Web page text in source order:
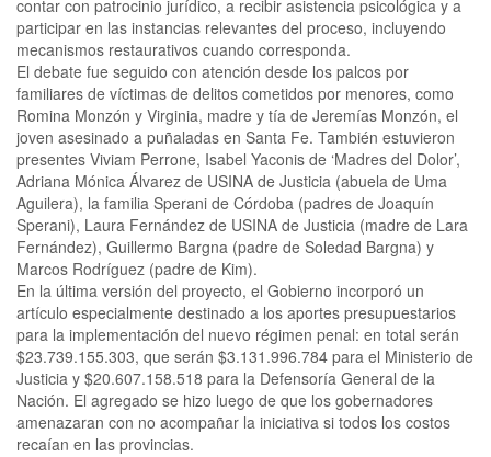
contar con patrocinio jurídico, a recibir asistencia psicológica y a
participar en las instancias relevantes del proceso, incluyendo
mecanismos restaurativos cuando corresponda.
El debate fue seguido con atención desde los palcos por
familiares de víctimas de delitos cometidos por menores, como
Romina Monzón y Virginia, madre y tía de Jeremías Monzón, el
joven asesinado a puñaladas en Santa Fe. También estuvieron
presentes Viviam Perrone, Isabel Yaconis de ‘Madres del Dolor’,
Adriana Mónica Álvarez de USINA de Justicia (abuela de Uma
Aguilera), la familia Sperani de Córdoba (padres de Joaquín
Sperani), Laura Fernández de USINA de Justicia (madre de Lara
Fernández), Guillermo Bargna (padre de Soledad Bargna) y
Marcos Rodríguez (padre de Kim).
En la última versión del proyecto, el Gobierno incorporó un
artículo especialmente destinado a los aportes presupuestarios
para la implementación del nuevo régimen penal: en total serán
$23.739.155.303, que serán $3.131.996.784 para el Ministerio de
Justicia y $20.607.158.518 para la Defensoría General de la
Nación. El agregado se hizo luego de que los gobernadores
amenazaran con no acompañar la iniciativa si todos los costos
recaían en las provincias.